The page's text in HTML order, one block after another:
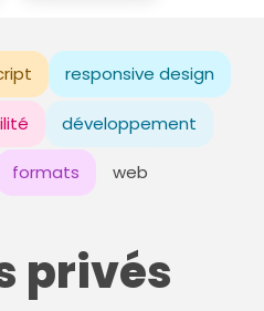
responsive design
développement
formats web
privés